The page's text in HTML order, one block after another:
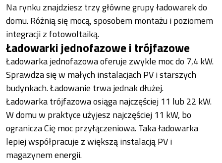
Na rynku znajdziesz trzy główne grupy ładowarek do
domu. Różnią się mocą, sposobem montażu i poziomem
integracji z fotowoltaiką.
Ładowarki jednofazowe i trójfazowe
Ładowarka jednofazowa oferuje zwykle moc do 7,4 kW.
Sprawdza się w małych instalacjach PV i starszych
budynkach. Ładowanie trwa jednak dłużej.
Ładowarka trójfazowa osiąga najczęściej 11 lub 22 kW.
W domu w praktyce użyjesz najczęściej 11 kW, bo
ogranicza Cię moc przyłączeniowa. Taka ładowarka
lepiej współpracuje z większą instalacją PV i
magazynem energii.